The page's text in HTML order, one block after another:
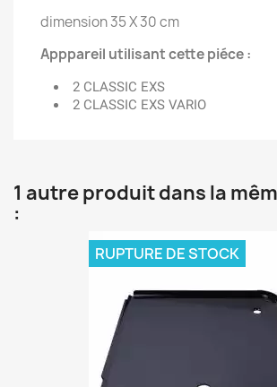
dimension 35 X 30 cm
Apppareil utilisant cette piéce :
2 CLASSIC EXS
2 CLASSIC EXS VARIO
1 autre produit dans la
:
RUPTURE DE STOCK